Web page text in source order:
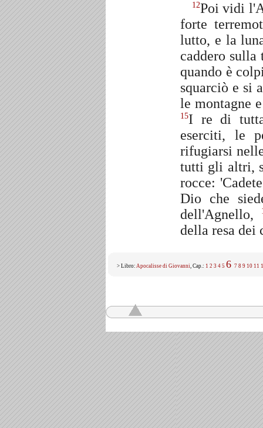
12Poi vidi
forte
lutto, e la
caddero
quando è
squarciò e si
le montagne
15I re di
eserciti, le
rifugiarsi
tutti gli altri,
rocce:
Dio che
dell'Agnello,
della resa dei
> Libro: Apocalisse di Giovanni, Cap.: 1 2 3 4 5 6 7 8 9 10 11